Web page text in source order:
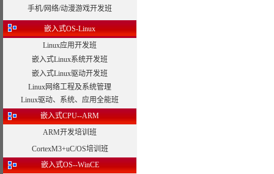
手机/网络/动漫游戏开发班
嵌入式OS-Linux
Linux应用开发班
嵌入式Linux系统开发班
嵌入式Linux驱动开发班
Linux网络工程及系统管理
Linux驱动、系统、应用全能班
嵌入式CPU--ARM
ARM开发培训班
CortexM3+uC/OS培训班
嵌入式OS--WinCE